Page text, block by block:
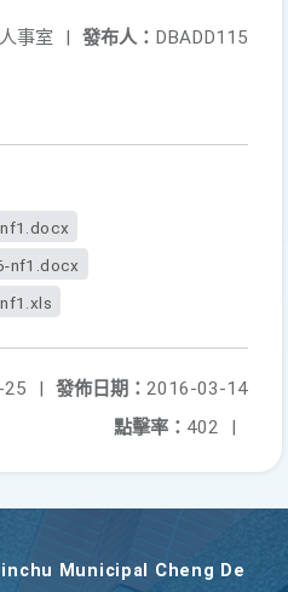
發布人： DBADD115
人事室 |
nf1.docx
發佈日期： 2016-03-14
|
點擊率： 402 |
Municipal Cheng De